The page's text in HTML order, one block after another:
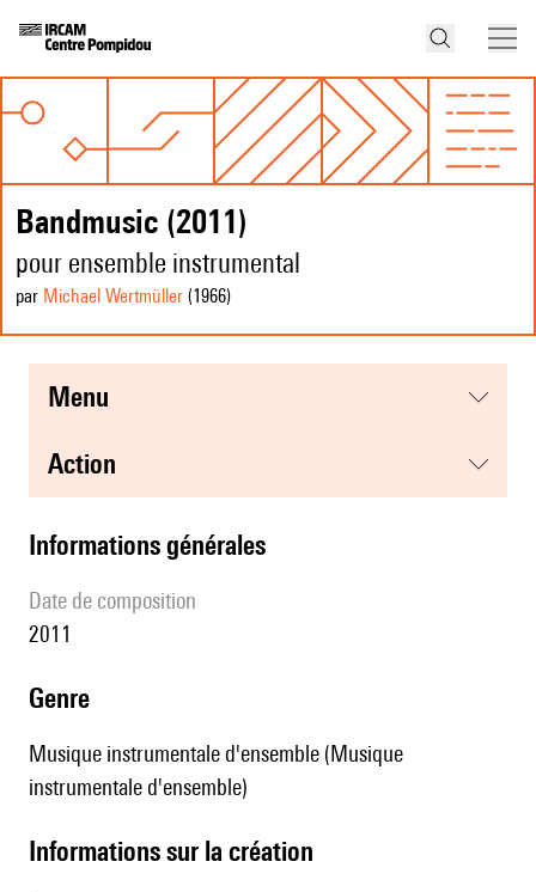
Bandmusic (2011)
pour ensemble instrumental
par Michael Wertmüller (1966)
menu
action
informations générales
date de composition
2011
genre
Musique instrumentale d'ensemble (Musique
instrumentale d'ensemble)
informations sur la création